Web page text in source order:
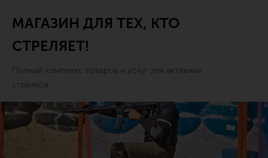
МАГАЗИН ДЛЯ ТЕХ, КТО
СТРЕЛЯЕТ!
Полный комплекс товаров и услуг для активных
стрелков.